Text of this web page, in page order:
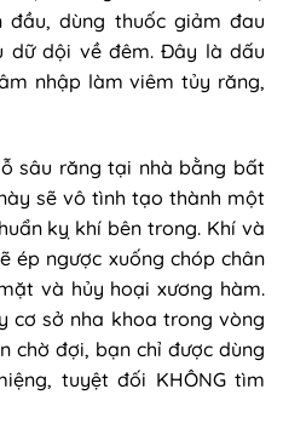
dùng thuốc giảm đau
dữ dội về đêm. Đây là dấu
nhập làm viêm tủy răng,
sâu răng tại nhà bằng bất
sẽ vô tình tạo thành một
kỵ khí bên trong. Khí và
ép ngược xuống chóp chân
và hủy hoại xương hàm.
cơ sở nha khoa trong vòng
chờ đợi, bạn chỉ được dùng
tuyệt đối KHÔNG tìm